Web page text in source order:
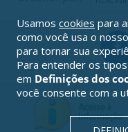
Usamos cookies para
como você usa o
para tornar sua
Para entender os
em Definições dos
você consente com a